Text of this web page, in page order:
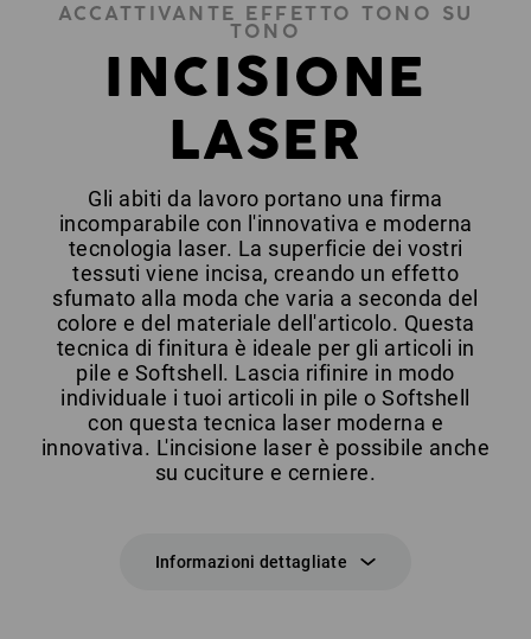
ACCATTIVANTE EFFETTO TONO SU
TONO
INCISIONE
LASER
Gli abiti da lavoro portano una firma
incomparabile con l'innovativa e moderna
tecnologia laser. La superficie dei vostri
tessuti viene incisa, creando un effetto
sfumato alla moda che varia a seconda del
colore e del materiale dell'articolo. Questa
tecnica di finitura è ideale per gli articoli in
pile e Softshell. Lascia rifinire in modo
individuale i tuoi articoli in pile o Softshell
con questa tecnica laser moderna e
innovativa. L'incisione laser è possibile anche
su cuciture e cerniere.
Informazioni dettagliate